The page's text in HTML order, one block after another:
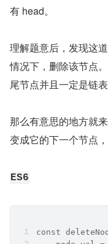
有 head。
理解题意后，发现这
情况下，删除该节点
尾节点并且一定是链
那么有意思的地方就
变成它的下一个节点
ES6
const